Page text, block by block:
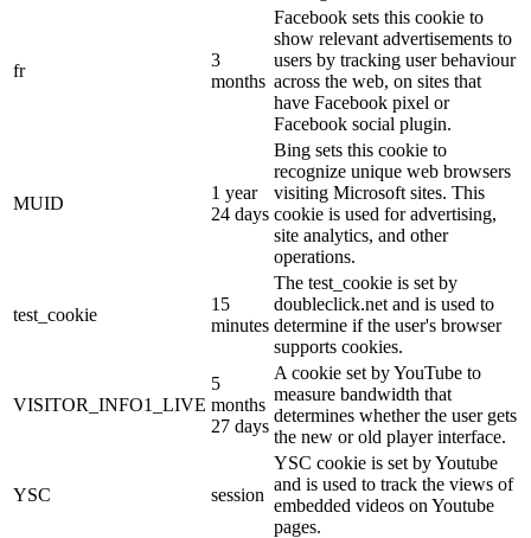
fr
3
months
Facebook sets this cookie to
show relevant advertisements to
users by tracking user behaviour
across the web, on sites that
have Facebook pixel or
Facebook social plugin.
MUID
1 year
24 days
Bing sets this cookie to
recognize unique web browsers
visiting Microsoft sites. This
cookie is used for advertising,
site analytics, and other
operations.
test_cookie
15
minutes
The test_cookie is set by
doubleclick.net and is used to
determine if the user's browser
supports cookies.
VISITOR_INFO1_LIVE
5
months
27 days
A cookie set by YouTube to
measure bandwidth that
determines whether the user gets
the new or old player interface.
YSC session
YSC cookie is set by Youtube
and is used to track the views of
embedded videos on Youtube
pages.